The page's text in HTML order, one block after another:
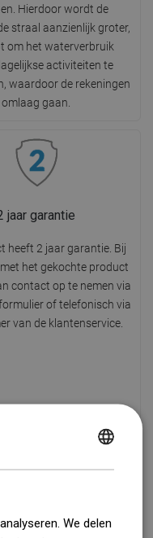
Hierdoor wordt de
straal aanzienlijk groter,
om het waterverbruik
activiteiten te
waardoor de rekeningen
omlaag gaan.
jaar garantie
heeft 2 jaar garantie. Bij
het gekochte product
contact op te nemen via
of telefonisch via
van de klantenservice.
We delen